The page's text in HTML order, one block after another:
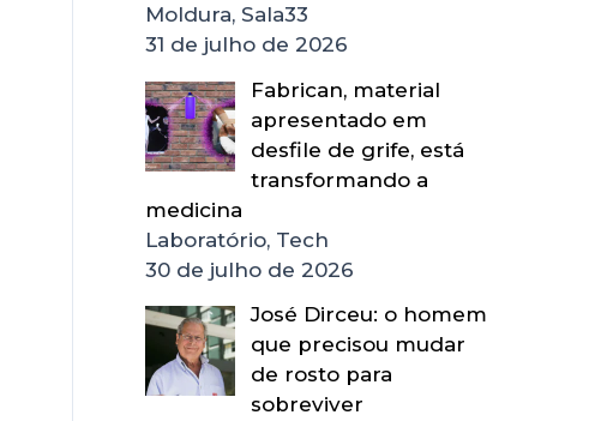
Moldura, Sala33
31 de julho de 2026
Fabrican, material
apresentado em
desfile de grife, está
transformando a
medicina
Laboratório, Tech
30 de julho de 2026
José Dirceu: o homem
que precisou mudar
de rosto para
sobreviver